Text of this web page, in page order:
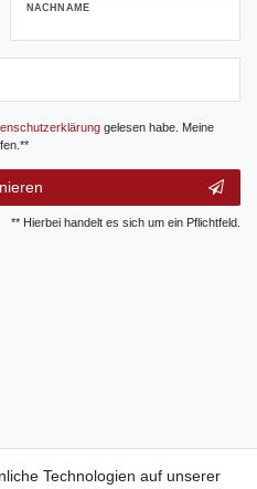
NACHNAME
gelesen habe. Meine
** Hierbei handelt es sich um ein Pflichtfeld.
Technologien auf unserer